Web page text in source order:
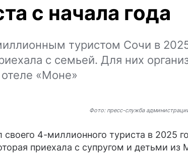
с начала года
туристом Сочи в 2025
с семьей. Для них
отеле «Моне»
Фото: пресс-служба
своего 4-миллионного туриста в 2025
приехала с супругом и детьми из